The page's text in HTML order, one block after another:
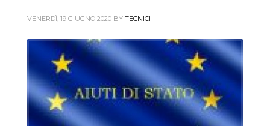
VENERDÌ, 19 GIUGNO 2020 BY TECNICI